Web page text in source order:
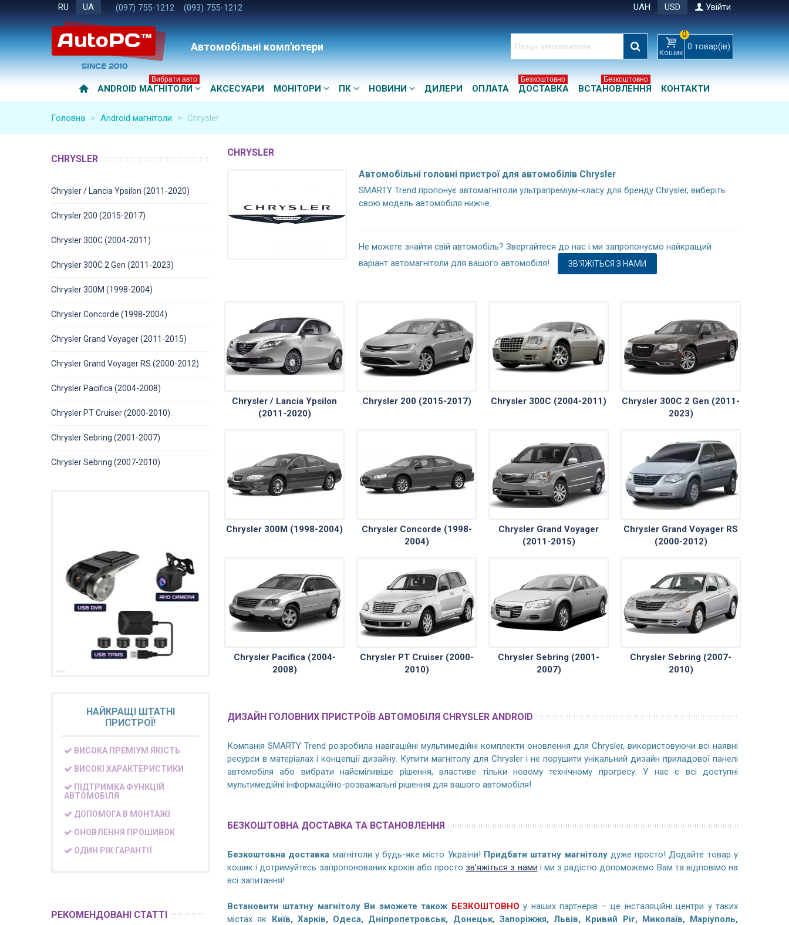
RU UA (097) 755-1212 (093) 755-1212 UAH USD Увійти
Автомобільні комп'ютери Кошик
0
0 товар(ів)
ANDROID МАГНІТОЛИ
Вибрати авто
АКСЕСУАРИ МОНІТОРИ ПК НОВИНИ ДИЛЕРИ ОПЛАТА ДОСТАВКА
Безкоштовно
ВСТАНОВЛЕННЯ
Безкоштовно
КОНТАКТИ
Головна > Android магнітоли > Chrysler
CHRYSLER
Chrysler / Lancia Ypsilon (2011-2020)
Chrysler 200 (2015-2017)
Chrysler 300C (2004-2011)
Chrysler 300C 2 Gen (2011-2023)
Chrysler 300M (1998-2004)
Chrysler Concorde (1998-2004)
Chrysler Grand Voyager (2011-2015)
Chrysler Grand Voyager RS (2000-2012)
Chrysler Pacifica (2004-2008)
Chrysler PT Cruiser (2000-2010)
Chrysler Sebring (2001-2007)
Chrysler Sebring (2007-2010)
Купуйте магнітолу, обирайте
подарунок!
НАЙКРАЩІ ШТАТНІ
ПРИСТРОЇ!
ВИСОКА ПРЕМІУМ ЯКІСТЬ
ВИСОКІ ХАРАКТЕРИСТИКИ
ПІДТРИМКА ФУНКЦІЙ
АВТОМОБІЛЯ
ДОПОМОГА В МОНТАЖІ
ОНОВЛЕННЯ ПРОШИВОК
ОДИН РІК ГАРАНТІЇ
РЕКОМЕНДОВАНІ СТАТТІ
CHRYSLER
Автомобільні головні пристрої для автомобілів Chrysler
SMARTY Trend пропонує автомагнітоли ультрапреміум-класу для бренду Chrysler, виберіть
свою модель автомобіля нижче.
Не можете знайти свій автомобіль? Звертайтеся до нас і ми запропонуємо найкращий
варіант автомагнітоли для вашого автомобіля!
ЗВ'ЯЖІТЬСЯ З НАМИ
Chrysler / Lancia Ypsilon
(2011-2020)
Chrysler 200 (2015-2017) Chrysler 300C (2004-2011)
Chrysler 300C 2 Gen (2011-
2023)
Chrysler 300M (1998-2004)
Chrysler Concorde (1998-
2004)
Chrysler Grand Voyager
(2011-2015)
Chrysler Grand Voyager RS
(2000-2012)
Chrysler Pacifica (2004-
2008)
Chrysler PT Cruiser (2000-
2010)
Chrysler Sebring (2001-
2007)
Chrysler Sebring (2007-
2010)
ДИЗАЙН ГОЛОВНИХ ПРИСТРОЇВ АВТОМОБІЛЯ CHRYSLER ANDROID
Компанія SMARTY Trend розробила навігаційні мультимедійні комплекти оновлення для Chrysler, використовуючи всі наявні
ресурси в матеріалах і концепції дизайну. Купити магнітолу для Chrysler і не порушити унікальний дизайн приладової панелі
автомобіля або вибрати найсміливіше рішення, властиве тільки новому технічному прогресу. У нас є всі доступні
мультимедійні інформаційно-розважальні рішення для вашого автомобіля!
БЕЗКОШТОВНА ДОСТАВКА ТА ВСТАНОВЛЕННЯ
Безкоштовна доставка магнітоли у будь-яке місто України! Придбати штатну магнітолудуже просто! Додайте товар у
кошик і дотримуйтесь запропонованих кроків або просто зв'яжіться з нами і ми з радістю допоможемо Вам та відповімо на
всі запитання!
Встановити штатну магнітолу Ви зможете також БЕЗКОШТОВНО у наших партнерів – це інсталяційні центри у таких
містах як Київ, Харків, Одеса, Дніпропетровськ, Донецьк, Запоріжжя, Львів, Кривий Ріг, Миколаїв, Маріуполь,